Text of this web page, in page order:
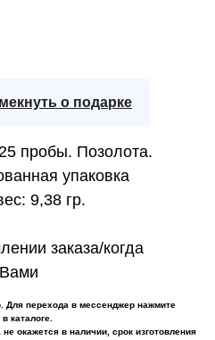
о подарке
пробы. Позолота.
упаковка
9,38 гр.
заказа/когда
Для перехода в мессенджер нажмите
каталоге.
окажется в наличии, срок изготовления